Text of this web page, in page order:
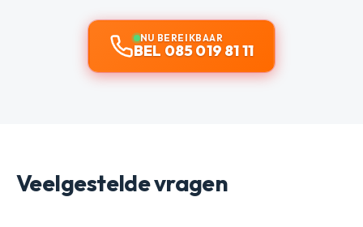
NU BEREIKBAAR
BEL 085 019 81 11
Veelgestelde vragen